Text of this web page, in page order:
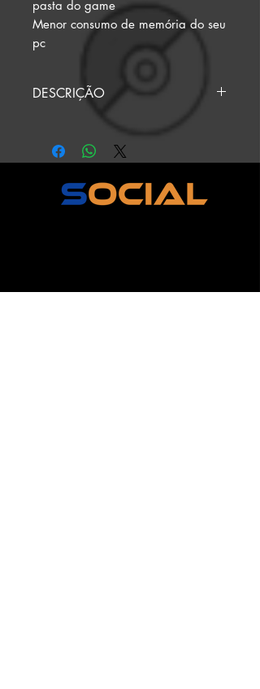
pasta do game
Menor consumo de memória do seu
pc
DESCRIÇÃO
MANDE O PIX PARA
onshoptera@gmail.com .
ENVIE O COMPROVANTE
PARA O ATENDENTE NO